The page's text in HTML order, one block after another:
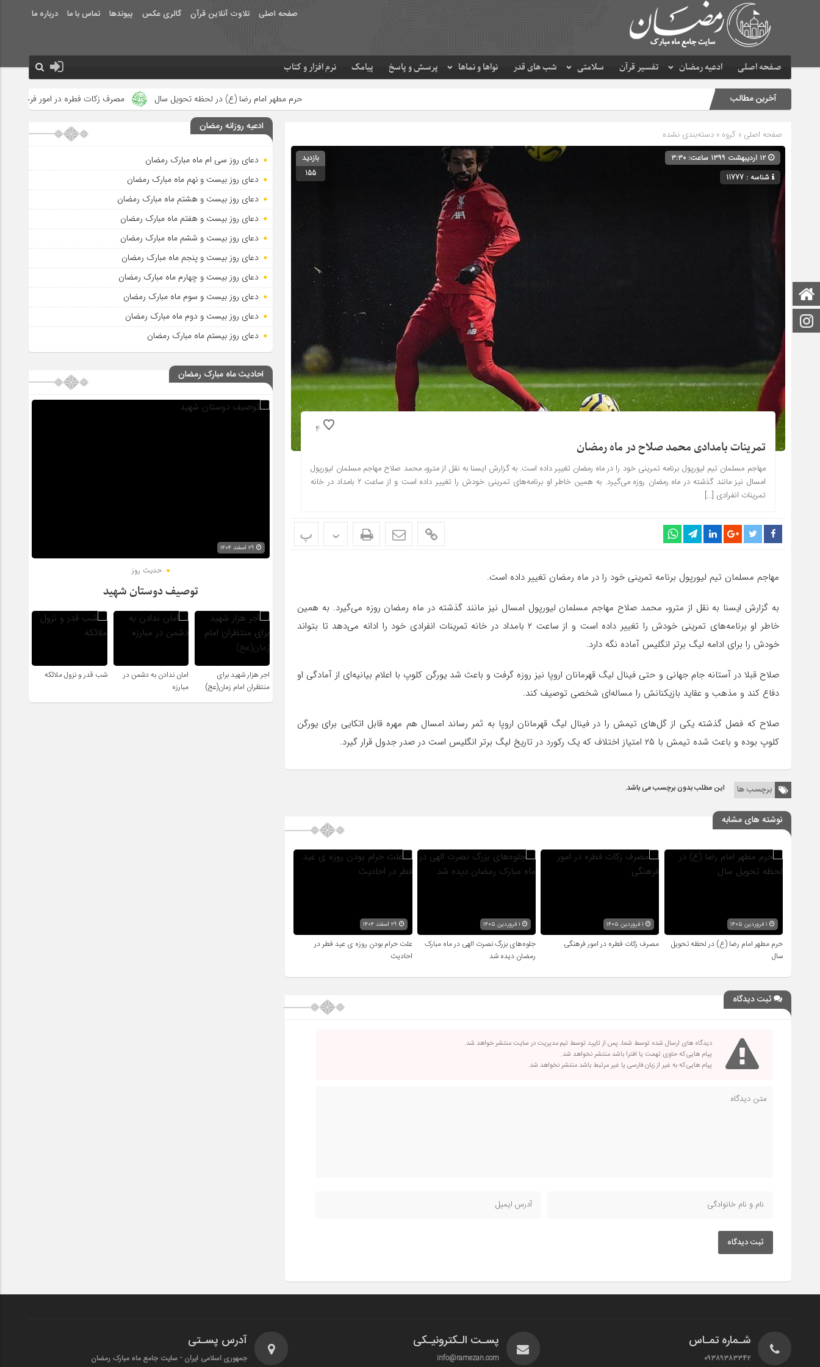
صفحه اصلی تلاوت آنلاین قرآن گالری عکس پیوندها تماس با ما درباره ما
صفحه اصلی ادعیه رمضان تفسیر قرآن سلامتی شب های قدر نواها و نماها پرسش و پاسخ پیامک نرم افزار و کتاب
آخرین مطالب حرم مطهر امام رضا (ع) در لحظه تحویل سال مصرف زکات فطره در امور فرهنگی جلوه‌های
صفحه اصلی » گروه » دسته‌بندی نشده
شناسه : 11777
بازدید
155
4
تمرینات بامدادی محمد صلاح در ماه رمضان
مهاجم مسلمان تیم لیورپول برنامه تمرینی خود را در ماه رمضان تغییر داده است. به گزارش ایسنا به نقل از مترو، محمد صلاح مهاجم مسلمان لیورپول
امسال نیز مانند گذشته در ماه رمضان روزه می‌گیرد. به همین خاطر او برنامه‌های تمرینی خودش را تغییر داده است و از ساعت ۲ بامداد در خانه
تمرینات انفرادی […]
پ پ
مهاجم مسلمان تیم لیورپول برنامه تمرینی خود را در ماه رمضان تغییر داده است.
به گزارش ایسنا به نقل از مترو، محمد صلاح مهاجم مسلمان لیورپول امسال نیز مانند گذشته در ماه رمضان روزه می‌گیرد. به همین
خاطر او برنامه‌های تمرینی خودش را تغییر داده است و از ساعت ۲ بامداد در خانه تمرینات انفرادی خود را ادانه می‌دهد تا بتواند
خودش را برای ادامه لیگ برتر انگلیس آماده نگه دارد.
صلاح قبلا در آستانه جام جهانی و حتی فینال لیگ قهرمانان اروپا نیز روزه گرفت و باعث شد یورگن کلوپ با اعلام بیانیه‌ای از آمادگی او
دفاع کند و مذهب و عقاید بازیکنانش را مساله‌ای شخصی توصیف کند.
صلاح که فصل گذشته یکی از گل‌های تیمش را در فینال لیگ قهرمانان اروپا به ثمر رساند امسال هم مهره قابل اتکایی برای یورگن
کلوپ بوده و باعث شده تیمش با ۲۵ امتیاز اختلاف که یک رکورد در تاریخ لیگ برتر انگلیس است در صدر جدول قرار گیرد.
برچسب ها این مطلب بدون برچسب می باشد.
نوشته های مشابه
حرم مطهر امام رضا (ع) در لحظه تحویل
سال
۱ فروردین ۱۴۰۵
مصرف زکات فطره در امور فرهنگی
جلوه‌های بزرگ نصرت الهی در ماه مبارک
رمضان دیده شد
علت حرام بودن روزه ی عید فطر در
احادیث
ثبت دیدگاه
دیدگاه های ارسال شده توسط شما، پس از تایید توسط تیم مدیریت در سایت منتشر خواهد شد.
پیام هایی که حاوی تهمت یا افترا باشد منتشر نخواهد شد.
پیام هایی که به غیر از زبان فارسی یا غیر مرتبط باشد منتشر نخواهد شد.
ثبت دیدگاه
ادعیه روزانه رمضان
دعای روز سی ام ماه مبارک رمضان
دعای روز بیست و نهم ماه مبارک رمضان
دعای روز بیست و هشتم ماه مبارک رمضان
دعای روز بیست و هفتم ماه مبارک رمضان
دعای روز بیست و ششم ماه مبارک رمضان
دعای روز بیست و پنجم ماه مبارک رمضان
دعای روز بیست و چهارم ماه مبارک رمضان
دعای روز بیست و سوم ماه مبارک رمضان
دعای روز بیست و دوم ماه مبارک رمضان
دعای روز بیستم ماه مبارک رمضان
احادیث ماه مبارک رمضان
حدیث روز
توصیف دوستان شهید
اجر هزار شهید برای
منتظران امام زمان(عج)
امان ندادن به دشمن در
مبارزه
شب قدر و نزول ملائکه
شـماره تمـاس
۰۹۳۸۹۳۸۳۳۴۲
پسـت الـکترونیـکی
info@ramezan.com
آدرس پسـتی
جمهوری اسلامی ایران - سایت جامع ماه مبارک رمضان